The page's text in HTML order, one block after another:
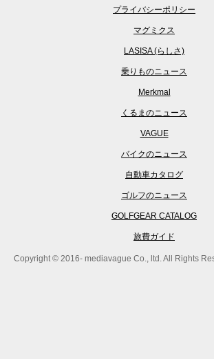
プライバシーポリシー
マグミクス
LASISA (らしさ)
乗りものニュース
Merkmal
くるまのニュース
VAGUE
バイクのニュース
自動車カタログ
ゴルフのニュース
GOLFGEAR CATALOG
旅費ガイド
Copyright © 2016- mediavague Co., ltd. All Rights